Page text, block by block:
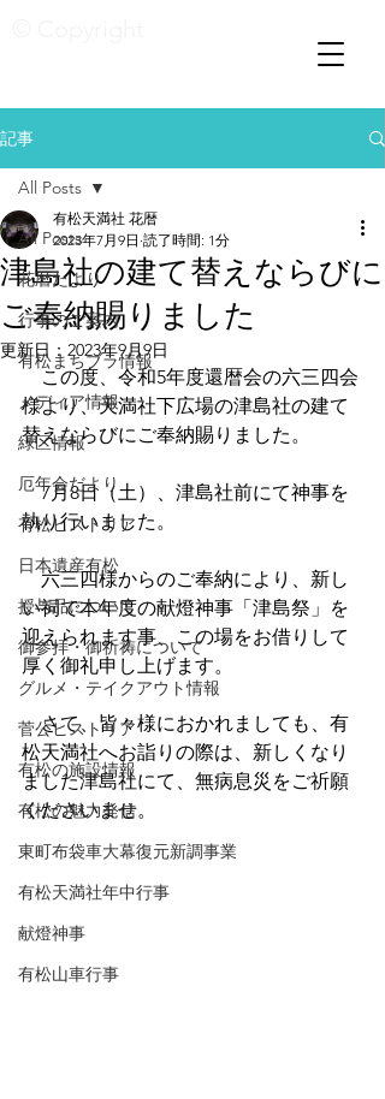
記事
All Posts
花暦たより
行事のご案内
有松まちブラ情報
メディア情報
緑区情報
厄年会だより
有松ヒストリア
日本遺産有松
授与品について
御参拝・御祈祷について
グルメ・テイクアウト情報
菅公ヒストリア
有松の施設情報
有松の魅力発信
東町布袋車大幕復元新調事業
有松天満社年中行事
献燈神事
有松山車行事
All Posts
津島社の建て替えならびに
ご奉納賜りました
有松天満社 花暦
2023年7月9日 読了時間: 1分
更新日： 2023年9月9日
この度、令和5年度還暦会の六三四会
様より、天満社下広場の津島社の建て
替えならびにご奉納賜りました。
7月8日（土）、津島社前にて神事を
執り行いました。
六三四様からのご奉納により、新し
い祠で本年度の献燈神事「津島祭」を
迎えられます事、この場をお借りして
厚く御礼申し上げます。
さて、皆々様におかれましても、有
松天満社へお詣りの際は、新しくなり
ました津島社にて、無病息災をご祈願
くださいませ。